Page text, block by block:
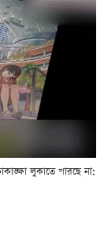
লুকাতে পারছে না: